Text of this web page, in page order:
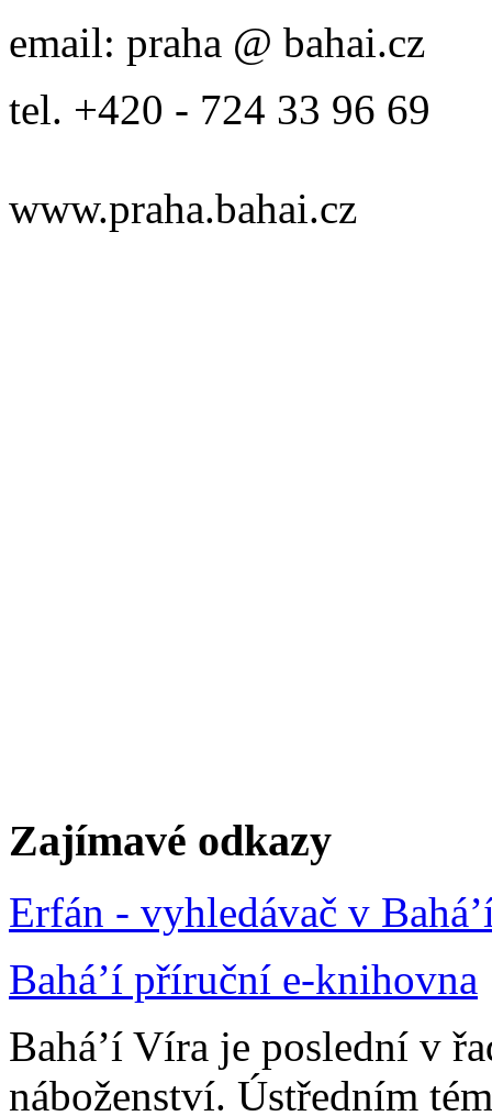
email: praha @ bahai.cz
tel. +420 - 724 33 96 69
www.praha.bahai.cz
Zajímavé odkazy
Erfán - vyhledávač v
Bahá’í příruční e-knihovna
Bahá’í Víra je poslední v
náboženství. Ústředním